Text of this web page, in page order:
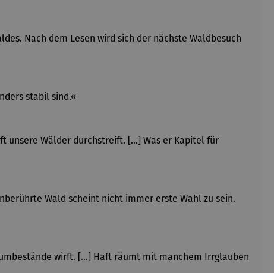
Nach dem Lesen wird sich der nächste Waldbesuch
stabil sind.«
unsere Wälder durchstreift. [...] Was er Kapitel für
Wald scheint nicht immer erste Wahl zu sein.
wirft. [...] Haft räumt mit manchem Irrglauben